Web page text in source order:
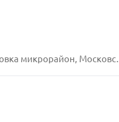
Московская улица, 18